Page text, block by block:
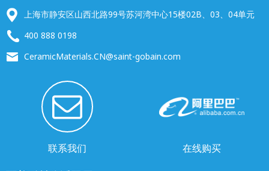
上海市静安区山西北路99号苏河湾中心15楼02B、03、04单元
400 888 0198
CeramicMaterials.CN@saint-gobain.com
联系我们 在线购买